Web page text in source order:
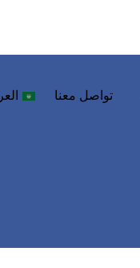
تواصل معنا